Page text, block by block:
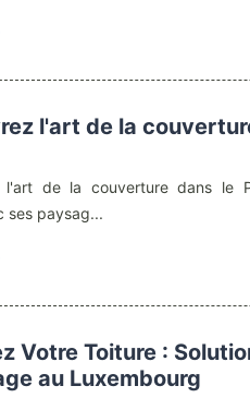
l'art de la
l'art de la couverture dans le
ses paysag...
Votre Toiture :
au Luxembourg